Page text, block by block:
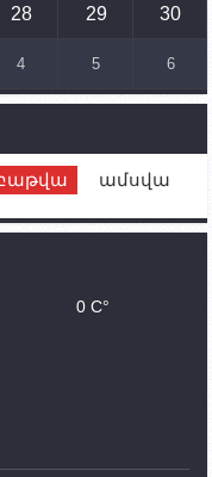
անձնակազմի
Ալեն
Հայաստան
ում՝ մինչև
շատ, շատ օգտակար
28 29 30
4 5 6
ամսվա
0 C°